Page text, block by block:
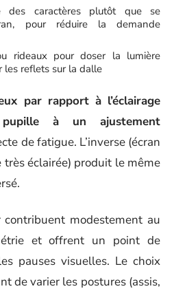
des caractères plutôt que se
pour réduire la demande
rideaux pour doser la lumière
les reflets sur la dalle
par rapport à l’éclairage
à un ajustement
de fatigue. L’inverse (écran
très éclairée) produit le même
contribuent modestement au
et offrent un point de
pauses visuelles. Le choix
de varier les postures (assis,